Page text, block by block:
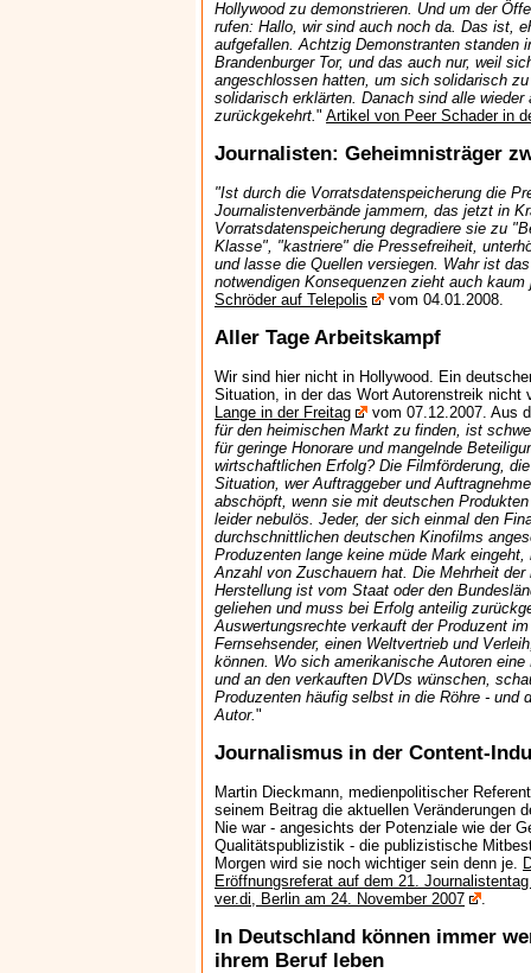
Hollywood zu demonstrieren. Und um der
rufen: Hallo, wir sind auch noch da. Das ist,
aufgefallen. Achtzig Demonstranten standen
Brandenburger Tor, und das auch nur, weil
angeschlossen hatten, um sich solidarisch
solidarisch erklärten. Danach sind alle wieder
zurückgekehrt." Artikel von Peer Schader in
Journalisten: Geheimnisträger
"Ist durch die Vorratsdatenspeicherung die
Journalistenverbände jammern, das jetzt in
Vorratsdatenspeicherung degradiere sie zu
Klasse", "kastriere" die Pressefreiheit,
und lasse die Quellen versiegen. Wahr ist
notwendigen Konsequenzen zieht auch kaum
Schröder auf Telepolis
vom 04.01.2008.
Aller Tage Arbeitskampf
Wir sind hier nicht in Hollywood. Ein
Situation, in der das Wort Autorenstreik nicht
Lange in der Freitag
vom 07.12.2007. Aus
für den heimischen Markt zu finden, ist
für geringe Honorare und mangelnde
wirtschaftlichen Erfolg? Die Filmförderung,
Situation, wer Auftraggeber und
abschöpft, wenn sie mit deutschen
leider nebulös. Jeder, der sich einmal den
durchschnittlichen deutschen Kinofilms
Produzenten lange keine müde Mark
Anzahl von Zuschauern hat. Die Mehrheit der
Herstellung ist vom Staat oder den
geliehen und muss bei Erfolg anteilig
Auswertungsrechte verkauft der Produzent
Fernsehsender, einen Weltvertrieb und
können. Wo sich amerikanische Autoren
und an den verkauften DVDs wünschen,
Produzenten häufig selbst in die Röhre - und
Autor."
Journalismus in der Content-
Martin Dieckmann, medienpolitischer
seinem Beitrag die aktuellen Veränderungen
Nie war - angesichts der Potenziale wie der
Qualitätspublizistik - die publizistische
Morgen wird sie noch wichtiger sein denn je.
Eröffnungsreferat auf dem 21.
ver.di, Berlin am 24. November 2007
.
In Deutschland können immer
ihrem Beruf leben